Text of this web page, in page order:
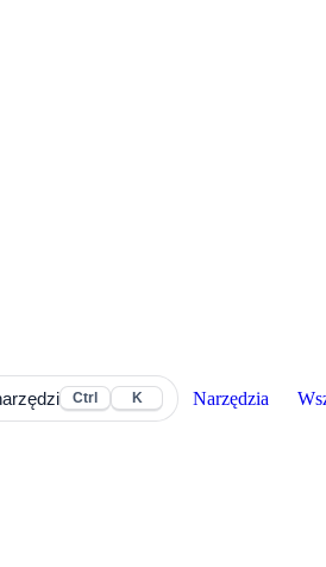
Ctrl K Narzędzia